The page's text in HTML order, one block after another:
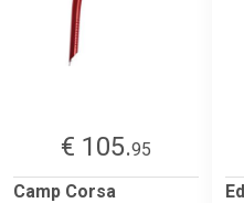
€ 105.95
Camp Corsa